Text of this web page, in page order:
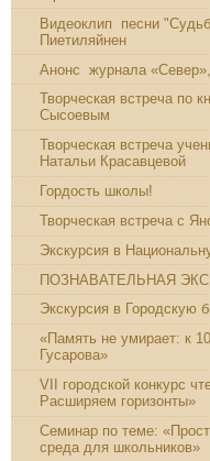
Видеоклип песни
Пиетиляйнен
Анонс журнала
Творческая встреча по
Сысоевым
Творческая встреча
Натальи Красавцевой
Гордость школы!
Творческая встреча с
Экскурсия в
ПОЗНАВАТЕЛЬНАЯ
Экскурсия в Городскую
«Память не умирает: к
Гусарова»
VII городской конкурс
Расширяем горизонты»
Семинар по теме:
среда для школьников»